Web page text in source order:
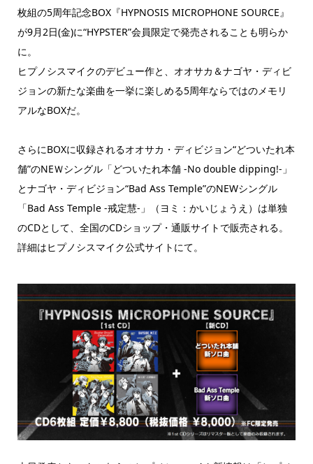
枚組の5周年記念BOX『HYPNOSIS MICROPHONE SOURCE』
が9月2日(金)に“HYPSTER”会員限定で発売されることも明らか
に。
ヒプノシスマイクのデビュー作と、オオサカ＆ナゴヤ・ディビ
ジョンの新たな楽曲を一挙に楽しめる5周年ならではのメモリ
アルなBOXだ。
さらにBOXに収録されるオオサカ・ディビジョン“どついたれ本
舗”のNEＷシングル「どついたれ本舗 -No double dipping!-」
とナゴヤ・ディビジョン“Bad Ass Temple”のNEWシングル
「Bad Ass Temple -戒定慧-」（ヨミ：かいじょうえ）は単独
のCDとして、全国のCDショップ・通販サイトで販売される。
詳細はヒプノシスマイク公式サイトにて。